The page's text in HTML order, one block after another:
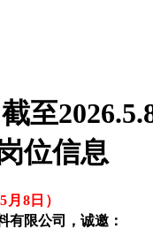
至
位信息
月8 日 ）
有限公司，诚邀：